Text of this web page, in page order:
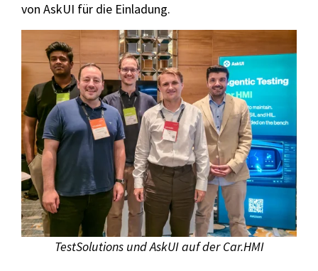
von AskUI für die Einladung.
TestSolutions und AskUI auf der Car.HMI